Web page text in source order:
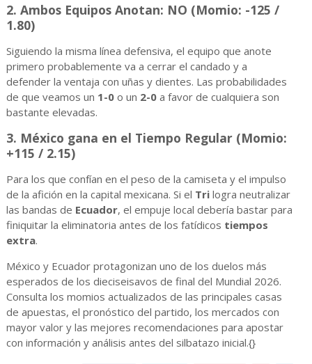
2. Ambos Equipos Anotan: NO (Momio: -125 /
1.80)
Siguiendo la misma línea defensiva, el equipo que anote
primero probablemente va a cerrar el candado y a
defender la ventaja con uñas y dientes. Las probabilidades
de que veamos un 1-0o un 2-0a favor de cualquiera son
bastante elevadas.
3. México gana en el Tiempo Regular (Momio:
+115 / 2.15)
Para los que confían en el peso de la camiseta y el impulso
de la afición en la capital mexicana. Si el Trilogra neutralizar
las bandas de Ecuador, el empuje local debería bastar para
finiquitar la eliminatoria antes de los fatídicos tiempos
extra.
México y Ecuador protagonizan uno de los duelos más
esperados de los dieciseisavos de final del Mundial 2026.
Consulta los momios actualizados de las principales casas
de apuestas, el pronóstico del partido, los mercados con
mayor valor y las mejores recomendaciones para apostar
con información y análisis antes del silbatazo inicial.{}